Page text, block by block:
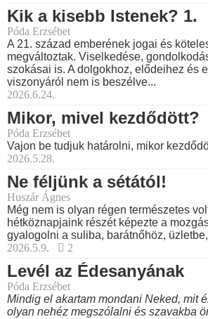
Kik a kisebb Istenek? 1.
Póda Erzsébet
A 21. század emberének jogai és
megváltoztak. Viselkedése,
szokásai is. A dolgokhoz, elődeihez és
viszonyáról nem is beszélve...
2026.6.24.
Mikor, mivel kezdődött?
Póda Erzsébet
Vajon be tudjuk határolni, mikor
2026.5.28.
Ne féljünk a sétától!
Huszár Ágnes
Még nem is olyan régen természetes
hétköznapjaink részét képezte a
gyalogolni a suliba, barátnőhöz,
2026.5.9.
2
Levél az Édesanyának
Póda Erzsébet
Mindig el akartam mondani Neked, mit
olyan nehéz megszólalni és szavakba